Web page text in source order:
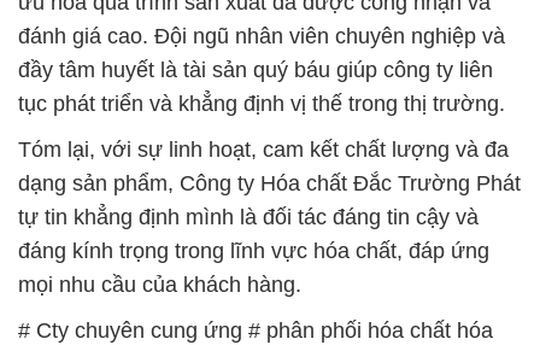
đánh giá cao. Đội ngũ nhân viên chuyên nghiệp và
đầy tâm huyết là tài sản quý báu giúp công ty liên
tục phát triển và khẳng định vị thế trong thị trường.
Tóm lại, với sự linh hoạt, cam kết chất lượng và đa
dạng sản phẩm, Công ty Hóa chất Đắc Trường Phát
tự tin khẳng định mình là đối tác đáng tin cậy và
đáng kính trọng trong lĩnh vực hóa chất, đáp ứng
mọi nhu cầu của khách hàng.
# Cty chuyên cung ứng # phân phối hóa chất hóa